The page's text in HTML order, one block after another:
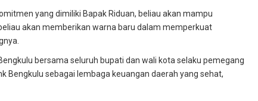
yang dimiliki Bapak Riduan, beliau akan mampu
akan memberikan warna baru dalam memperkuat
bersama seluruh bupati dan wali kota selaku pemegang
Bengkulu sebagai lembaga keuangan daerah yang sehat,